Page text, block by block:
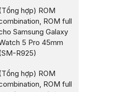
hợp) ROM
ROM full
Samsung Galaxy
5 Pro 45mm
R925)
hợp) ROM
ROM full